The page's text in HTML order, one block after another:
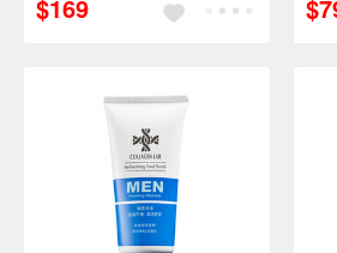
$169